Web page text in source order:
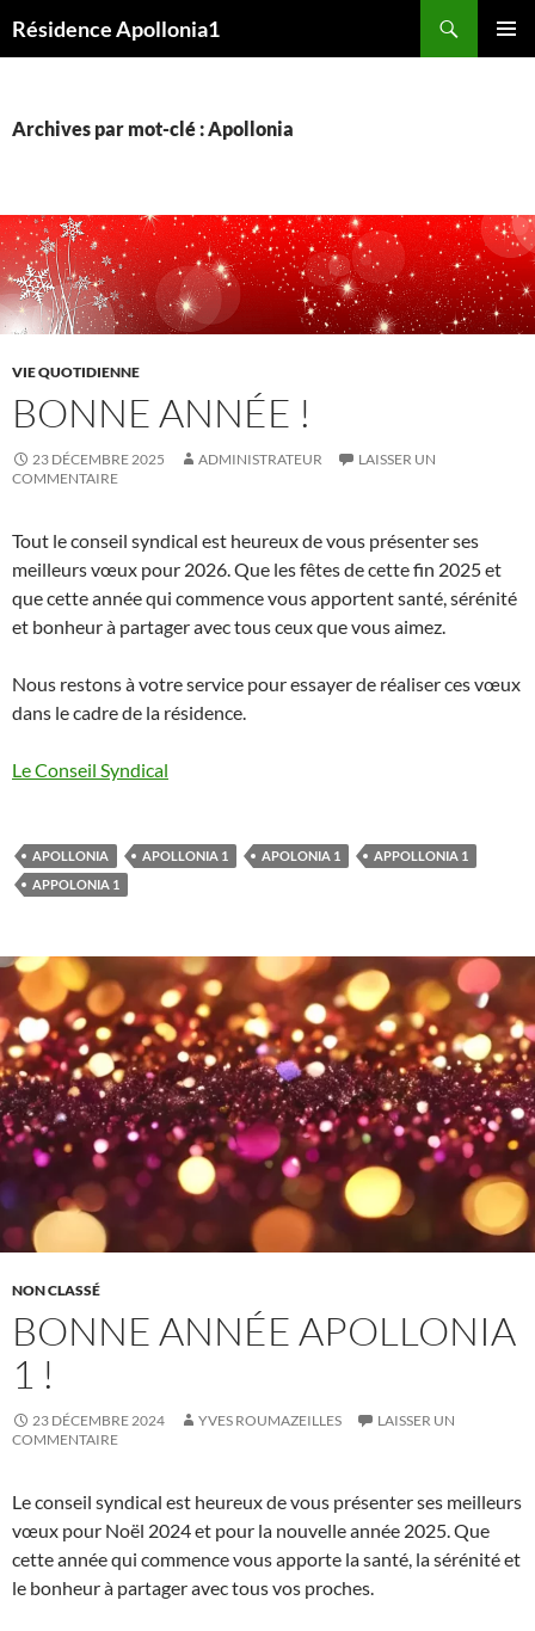
auRésidence Apollonia1
Archives par mot-clé : Apollonia
VIE QUOTIDIENNE
BONNE ANNÉE !
23 DÉCEMBRE 2025 ADMINISTRATEUR
LAISSER UN
COMMENTAIRE
Tout le conseil syndical est heureux de vous présenter ses
meilleurs vœux pour 2026. Que les fêtes de cette fin 2025 et
que cette année qui commence vous apportent santé, sérénité
et bonheur à partager avec tous ceux que vous aimez.
Nous restons à votre service pour essayer de réaliser ces vœux
dans le cadre de la résidence.
Le Conseil Syndical
APOLLONIA APOLLONIA 1 APOLONIA 1
APPOLLONIA 1
APPOLONIA 1
NON CLASSÉ
BONNE ANNÉE APOLLONIA
1 !
23 DÉCEMBRE 2024 YVES ROUMAZEILLES
LAISSER UN
COMMENTAIRE
Le conseil syndical est heureux de vous présenter ses meilleurs
vœux pour Noël 2024 et pour la nouvelle année 2025. Que
cette année qui commence vous apporte la santé, la sérénité et
le bonheur à partager avec tous vos proches.